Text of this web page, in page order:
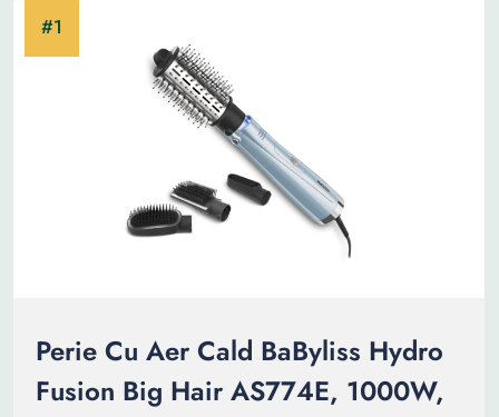
Perie Cu Aer Cald BaByliss Hydro
Fusion Big Hair AS774E, 1000W,